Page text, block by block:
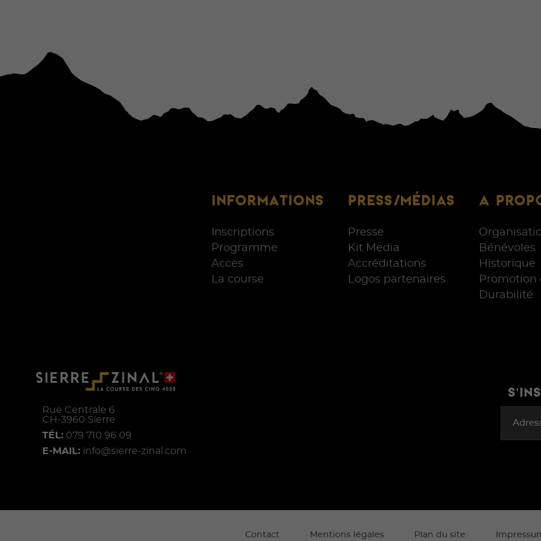
INFORMATIONS
Inscriptions
Programme
Accès
La course
PRESS/MÉDIAS
Presse
Kit Media
Accréditations
Logos partenaires
A
Bénévoles
Historique
Promotion
Durabilité
Rue Centrale 6
CH-3960 Sierre
TÉL: 079 710 96 09
E-MAIL: info@sierre-zinal.com
Contact Mentions légales Plan du site